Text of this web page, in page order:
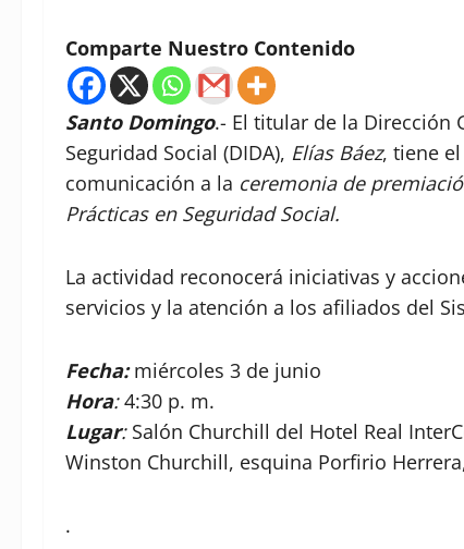
Comparte Nuestro Contenido
Santo Domingo.- El titular de la Dirección
Seguridad Social (DIDA), Elías Báez, tiene
comunicación a la ceremonia de
Prácticas en Seguridad Social.
La actividad reconocerá iniciativas y
servicios y la atención a los afiliados del
Fecha:miércoles 3 de junio
Hora:4:30 p. m.
Lugar:Salón Churchill del Hotel Real
Winston Churchill, esquina Porfirio
.